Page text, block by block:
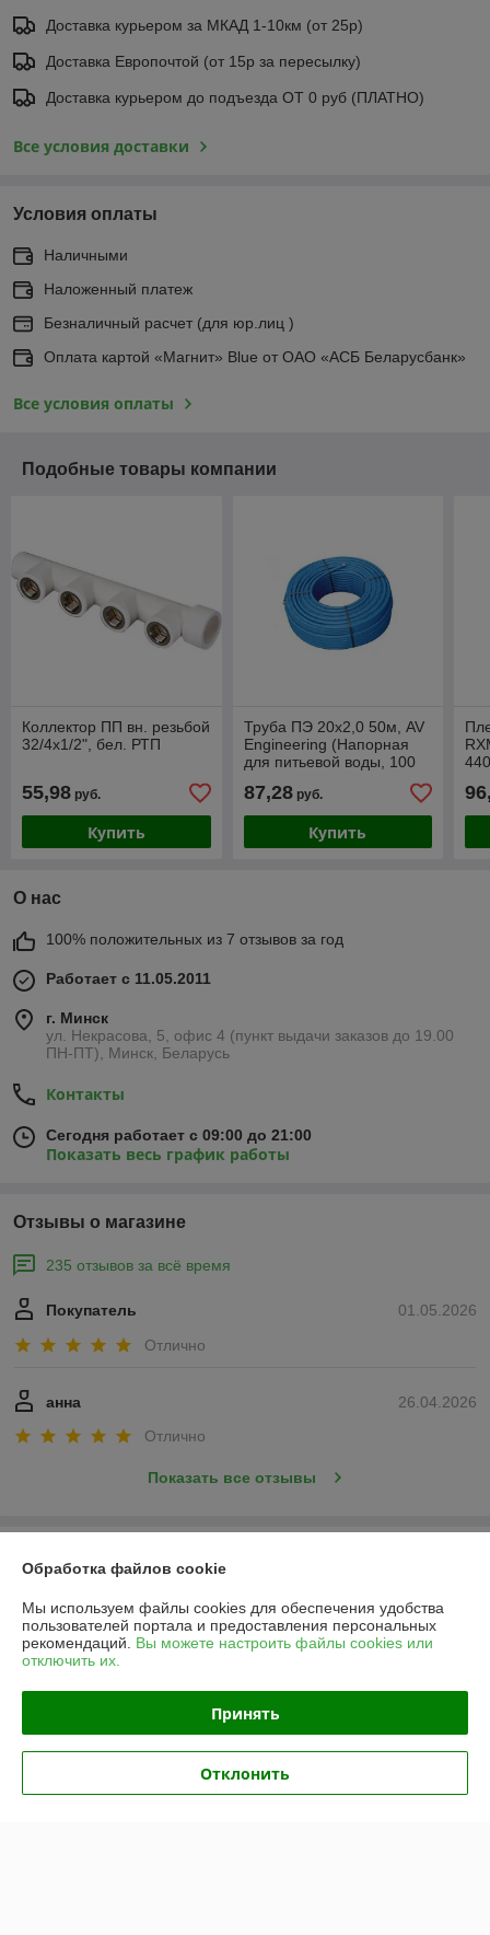
Доставка курьером за МКАД 1-10км (от 25р)
Доставка Европочтой (от 15р за пересылку)
Доставка курьером до подъезда ОТ 0 руб (ПЛАТНО)
Все условия доставки
Условия оплаты
Наличными
Наложенный платеж
Безналичный расчет (для юр.лиц )
Оплата картой «Магнит» Blue от ОАО «АСБ Беларусбанк»
Все условия оплаты
Подобные товары компании
Коллектор ПП вн. резьбой
32/4х1/2", бел. РТП
55,98 руб.
Купить
Труба ПЭ 20х2,0 50м, AV
Engineering (Напорная
для питьевой воды, 100
87,28руб.
Купить
О нас
100% положительных из 7 отзывов за год
Работает с 11.05.2011
г. Минск
ул. Некрасова, 5, офис 4 (пункт выдачи заказов до 19.00
ПН-ПТ), Минск, Беларусь
Контакты
Сегодня работает с 09:00 до 21:00
Показать весь график работы
Отзывы о магазине
235 отзывов за всё время
01.05.2026
Покупатель
Отлично
26.04.2026
анна
Отлично
Показать все отзывы
Контакты
Доставка и оплата
Полная версия сайта
Обработка файлов cookie
Мы используем файлы cookies для обеспечения удобства
пользователей портала и предоставления персональных
рекомендаций. Вы можете настроить файлы cookies или
отключить их.
Принять
Отклонить